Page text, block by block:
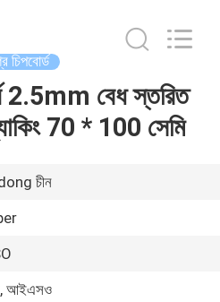
চিপবোর্ড
2.5mm বেধ স্তরিত
70 * 100 সেমি
চীন
আইএসও